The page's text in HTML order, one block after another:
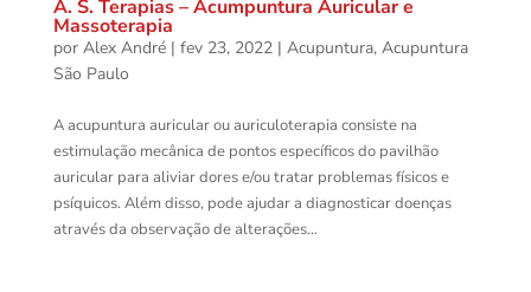
A. S. Terapias – Acumpuntura Auricular e
Massoterapia
por Alex André| fev 23, 2022| Acupuntura, Acupuntura
São Paulo
A acupuntura auricular ou auriculoterapia consiste na
estimulação mecânica de pontos específicos do pavilhão
auricular para aliviar dores e/ou tratar problemas físicos e
psíquicos. Além disso, pode ajudar a diagnosticar doenças
através da observação de alterações...